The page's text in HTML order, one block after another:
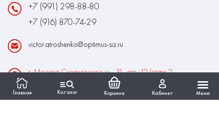
Главная Каталог Корзина Кабинет Меню
+7 (991) 298-88-80
+7 (916) 870-74-29
victor.atroshenko@optimus-siz.ru
г. Москва Сколковское ш., 31, стр. 12 (этаж 2,
помещение 22)
Время работы: